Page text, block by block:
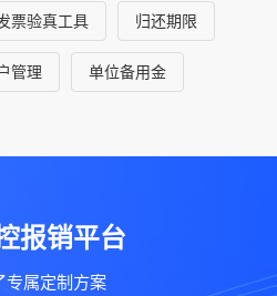
票验真工具 归还期限
管理 单位备用金
报销平台
专属定制方案